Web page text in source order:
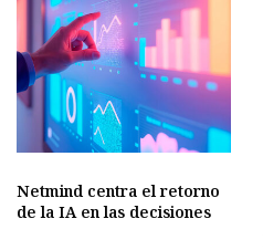
Netmind centra el retorno
de la IA en las decisiones